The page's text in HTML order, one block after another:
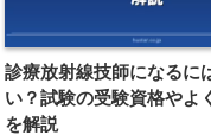
診療放射線技師になるに
い？試験の受験資格やよ
を解説